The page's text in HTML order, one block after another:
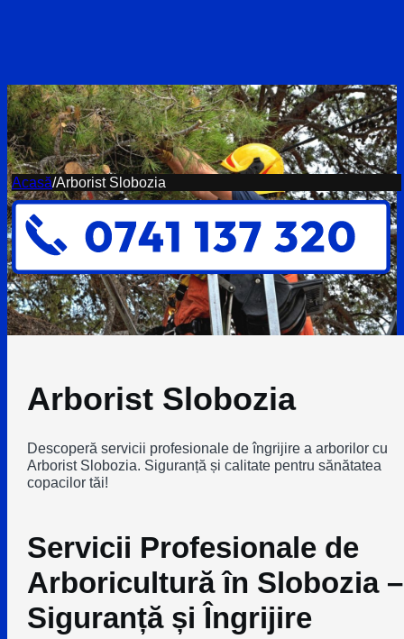
Acasă/Arborist Slobozia
Arborist Slobozia
Descoperă servicii profesionale de îngrijire a arborilor cu
Arborist Slobozia. Siguranță și calitate pentru sănătatea
copacilor tăi!
Servicii Profesionale de
Arboricultură în Slobozia –
Siguranță și Îngrijire